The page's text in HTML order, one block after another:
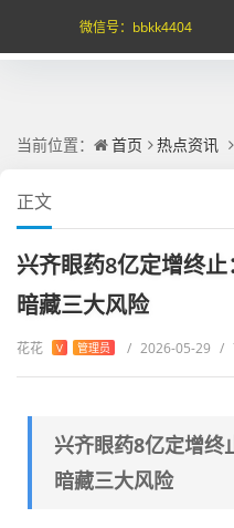
当前位置： 首页 热点资讯
正文
兴齐眼药8亿定增终
暗藏三大风险
花花 V 管理员 / 2026-05-29 /
兴齐眼药8亿定增终
暗藏三大风险
微信号： bbkk4404